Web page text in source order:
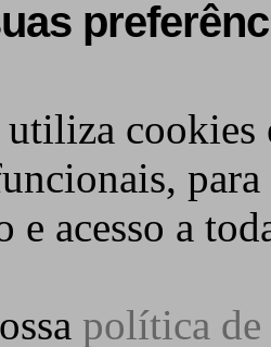
cookies
e acesso a
política de